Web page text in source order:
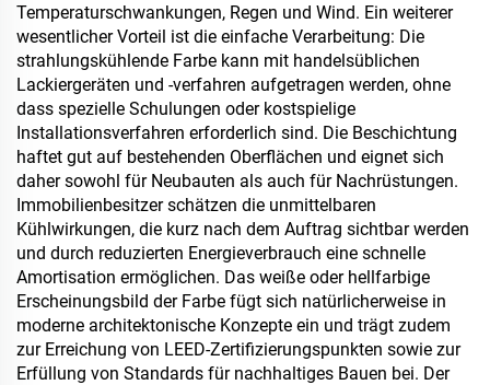
Temperaturschwankungen, Regen und Wind. Ein weiterer
wesentlicher Vorteil ist die einfache Verarbeitung: Die
strahlungskühlende Farbe kann mit handelsüblichen
Lackiergeräten und -verfahren aufgetragen werden, ohne
dass spezielle Schulungen oder kostspielige
Installationsverfahren erforderlich sind. Die Beschichtung
haftet gut auf bestehenden Oberflächen und eignet sich
daher sowohl für Neubauten als auch für Nachrüstungen.
Immobilienbesitzer schätzen die unmittelbaren
Kühlwirkungen, die kurz nach dem Auftrag sichtbar werden
und durch reduzierten Energieverbrauch eine schnelle
Amortisation ermöglichen. Das weiße oder hellfarbige
Erscheinungsbild der Farbe fügt sich natürlicherweise in
moderne architektonische Konzepte ein und trägt zudem
zur Erreichung von LEED-Zertifizierungspunkten sowie zur
Erfüllung von Standards für nachhaltiges Bauen bei. Der